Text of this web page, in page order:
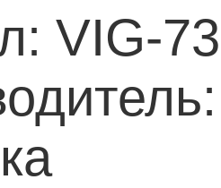
VIG-